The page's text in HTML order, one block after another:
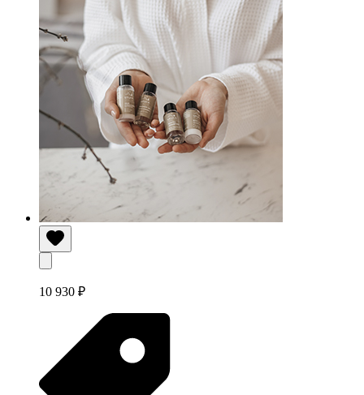
10 930 ₽